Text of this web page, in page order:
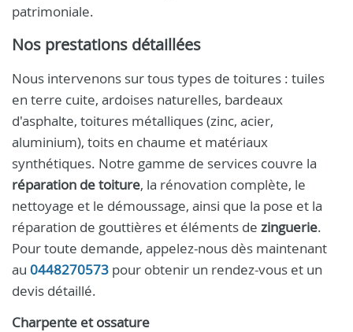
patrimoniale.
Nos prestations détaillées
Nous intervenons sur tous types de toitures : tuiles
en terre cuite, ardoises naturelles, bardeaux
d'asphalte, toitures métalliques (zinc, acier,
aluminium), toits en chaume et matériaux
synthétiques. Notre gamme de services couvre la
réparation de toiture, la rénovation complète, le
nettoyage et le démoussage, ainsi que la pose et la
réparation de gouttières et éléments de zinguerie.
Pour toute demande, appelez-nous dès maintenant
au 0448270573 pour obtenir un rendez-vous et un
devis détaillé.
Charpente et ossature